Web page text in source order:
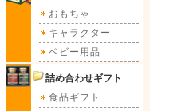
おもちゃ
キャラクター
ベビー用品
詰め合わせギフト
食品ギフト